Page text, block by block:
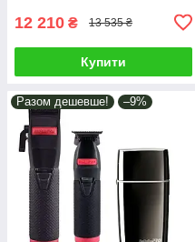
12 210 ₴ 13 535 ₴
Купити
Разом дешевше! –9%